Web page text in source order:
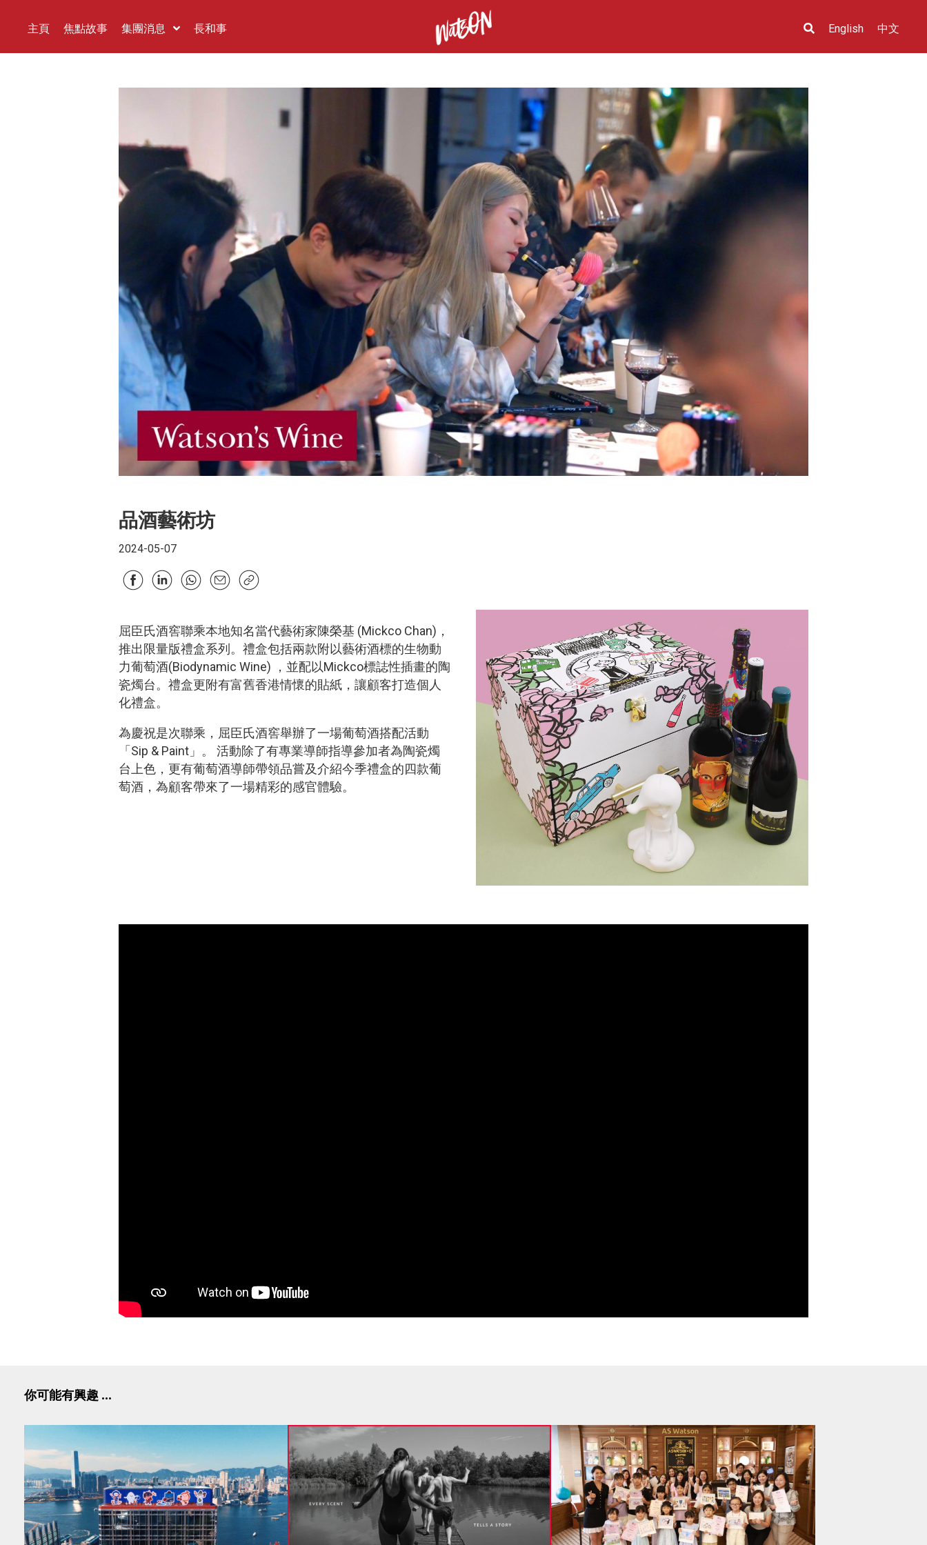
主頁 焦點故事 集團消息 長和事 English 中文
品酒藝術坊
2024-05-07
屈臣氏酒窖聯乘本地知名當代藝術家陳榮基 (Mickco Chan)，
推出限量版禮盒系列。禮盒包括兩款附以藝術酒標的生物動
力葡萄酒(Biodynamic Wine) ，並配以Mickco標誌性插畫的陶
瓷燭台。禮盒更附有富舊香港情懷的貼紙，讓顧客打造個人
化禮盒。
為慶祝是次聯乘，屈臣氏酒窖舉辦了一場葡萄酒搭配活動
「Sip & Paint」。 活動除了有專業導師指導參加者為陶瓷燭
台上色，更有葡萄酒導師帶領品嘗及介紹今季禮盒的四款葡
萄酒，為顧客帶來了一場精彩的感官體驗。
你可能有興趣 ...